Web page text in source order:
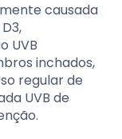
causada
UVB
inchados,
regular de
UVB de